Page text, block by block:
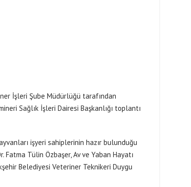
İşleri Şube Müdürlüğü tarafından
Sağlık İşleri Dairesi Başkanlığı toplantı
işyeri sahiplerinin hazır bulunduğu
Fatma Tülin Özbaşer, Av ve Yaban Hayatı
Belediyesi Veteriner Teknikeri Duygu